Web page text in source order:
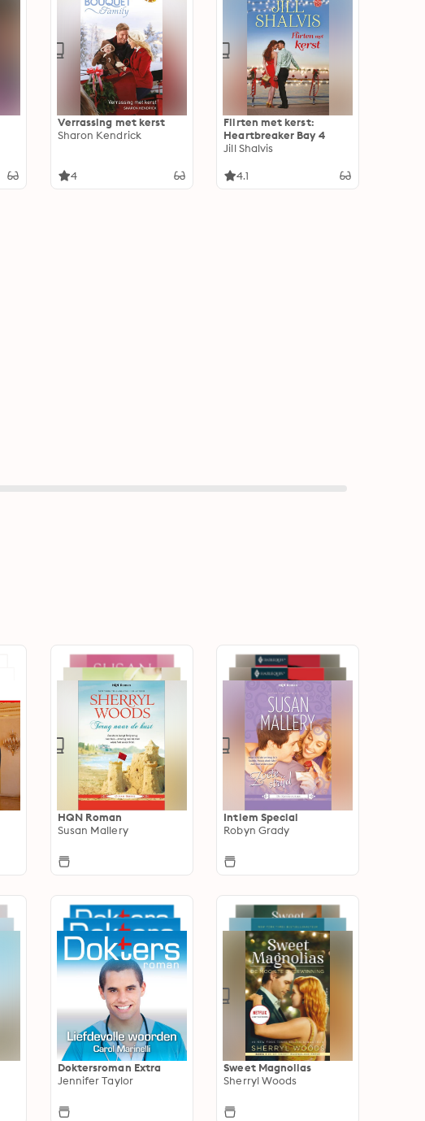
Verrassing met kerst
Sharon Kendrick
4
Flirten met kerst:
Heartbreaker Bay 4
Jill Shalvis
4.1
HQN Roman
Susan Mallery
Intiem Special
Robyn Grady
Doktersroman Extra
Jennifer Taylor
Sweet Magnolias
Sherryl Woods